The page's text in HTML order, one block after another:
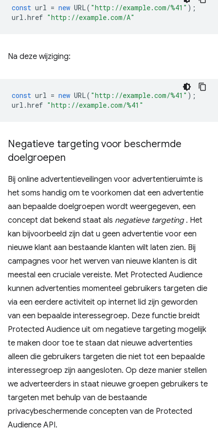
const url = new URL( "http://example.com/%41" );
url .href "http://example.com/A"
Na deze wijziging:
const url = new URL( "http://example.com/%41" );
url .href "http://example.com/%41"
Negatieve targeting voor beschermde
doelgroepen
Bij online advertentieveilingen voor advertentieruimte is
het soms handig om te voorkomen dat een advertentie
aan bepaalde doelgroepen wordt weergegeven, een
concept dat bekend staat als negatieve targeting. Het
kan bijvoorbeeld zijn dat u geen advertentie voor een
nieuwe klant aan bestaande klanten wilt laten zien. Bij
campagnes voor het werven van nieuwe klanten is dit
meestal een cruciale vereiste. Met Protected Audience
kunnen advertenties momenteel gebruikers targeten die
via een eerdere activiteit op internet lid zijn geworden
van een bepaalde interessegroep. Deze functie breidt
Protected Audience uit om negatieve targeting mogelijk
te maken door toe te staan ​​dat nieuwe advertenties
alleen die gebruikers targeten die niet tot een bepaalde
interessegroep zijn aangesloten. Op deze manier stellen
we adverteerders in staat nieuwe groepen gebruikers te
targeten met behulp van de bestaande
privacybeschermende concepten van de Protected
Audience API.